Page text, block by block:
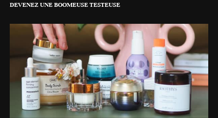
DEVENEZ UNE BOOMEUSE TESTEUSE